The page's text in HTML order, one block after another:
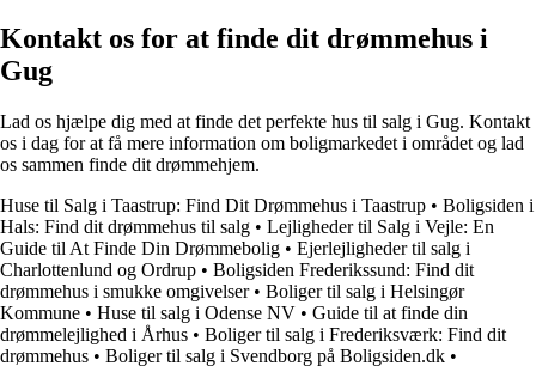
Kontakt os for at finde dit drømmehus i
Gug
Lad os hjælpe dig med at finde det perfekte hus til salg i Gug. Kontakt
os i dag for at få mere information om boligmarkedet i området og lad
os sammen finde dit drømmehjem.
Huse til Salg i Taastrup: Find Dit Drømmehus i Taastrup • Boligsiden i
Hals: Find dit drømmehus til salg • Lejligheder til Salg i Vejle: En
Guide til At Finde Din Drømmebolig • Ejerlejligheder til salg i
Charlottenlund og Ordrup • Boligsiden Frederikssund: Find dit
drømmehus i smukke omgivelser• Boliger til salg i Helsingør
Kommune • Huse til salg i Odense NV • Guide til at finde din
drømmelejlighed i Århus • Boliger til salg i Frederiksværk: Find dit
drømmehus • Boliger til salg i Svendborg på Boligsiden.dk •